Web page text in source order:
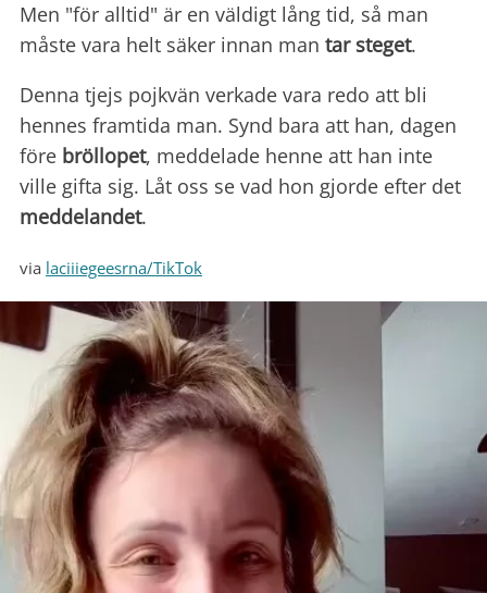
Men "för alltid" är en väldigt lång tid, så man
måste vara helt säker innan man tar steget.
Denna tjejs pojkvän verkade vara redo att bli
hennes framtida man. Synd bara att han, dagen
före bröllopet, meddelade henne att han inte
ville gifta sig. Låt oss se vad hon gjorde efter det
meddelandet.
via laciiiegeesrna/TikTok